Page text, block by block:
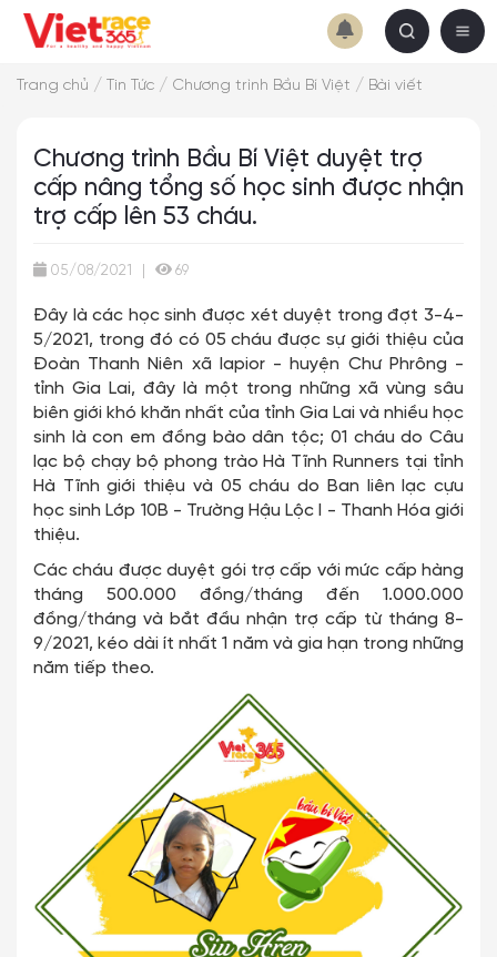
Trang chủ / Tin Tức / Chương trình Bầu Bí Việt / Bài viết
Chương trình Bầu Bí Việt duyệt trợ
cấp nâng tổng số học sinh được nhận
trợ cấp lên 53 cháu.
05/08/2021 69
Đây là các học sinh được xét duyệt trong đợt 3-4-
5/2021, trong đó có 05 cháu được sự giới thiệu của
Đoàn Thanh Niên xã Iapior - huyện Chư Phrông -
tỉnh Gia Lai, đây là một trong những xã vùng sâu
biên giới khó khăn nhất của tỉnh Gia Lai và nhiều học
sinh là con em đồng bào dân tộc; 01 cháu do Câu
lạc bộ chạy bộ phong trào Hà Tĩnh Runners tại tỉnh
Hà Tĩnh giới thiệu và 05 cháu do Ban liên lạc cựu
học sinh Lớp 10B - Trường Hậu Lộc I - Thanh Hóa giới
thiệu.
Các cháu được duyệt gói trợ cấp với mức cấp hàng
tháng 500.000 đồng/tháng đến 1.000.000
đồng/tháng và bắt đầu nhận trợ cấp từ tháng 8-
9/2021, kéo dài ít nhất 1 năm và gia hạn trong những
năm tiếp theo.